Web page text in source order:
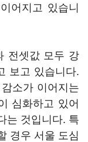
어지고 있습니
전셋값 모두 강
보고 있습니다.
소가 이어지는
심화하고 있어
는 것입니다. 특
경우 서울 도심